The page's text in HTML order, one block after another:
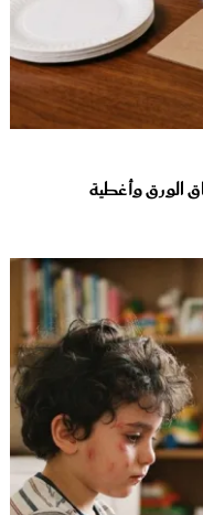
الورق وأغطية